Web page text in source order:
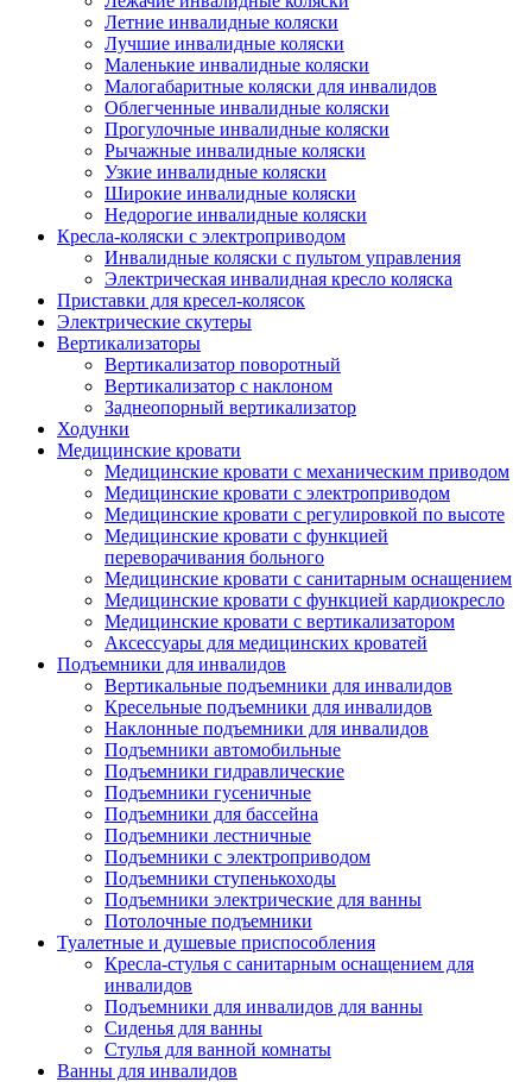
Летние инвалидные коляски
Лучшие инвалидные коляски
Маленькие инвалидные коляски
Малогабаритные коляски для инвалидов
Облегченные инвалидные коляски
Прогулочные инвалидные коляски
Рычажные инвалидные коляски
Узкие инвалидные коляски
Широкие инвалидные коляски
Недорогие инвалидные коляски
Кресла-коляски с электроприводом
Инвалидные коляски с пультом управления
Электрическая инвалидная кресло коляска
Приставки для кресел-колясок
Электрические скутеры
Вертикализаторы
Вертикализатор поворотный
Вертикализатор с наклоном
Заднеопорный вертикализатор
Ходунки
Медицинские кровати
Медицинские кровати с механическим приводом
Медицинские кровати с электроприводом
Медицинские кровати с регулировкой по высоте
Медицинские кровати с функцией
переворачивания больного
Медицинские кровати с санитарным оснащением
Медицинские кровати с функцией кардиокресло
Медицинские кровати с вертикализатором
Аксессуары для медицинских кроватей
Подъемники для инвалидов
Вертикальные подъемники для инвалидов
Кресельные подъемники для инвалидов
Наклонные подъемники для инвалидов
Подъемники автомобильные
Подъемники гидравлические
Подъемники гусеничные
Подъемники для бассейна
Подъемники лестничные
Подъемники с электроприводом
Подъемники ступенькоходы
Подъемники электрические для ванны
Потолочные подъемники
Туалетные и душевые приспособления
Кресла-стулья с санитарным оснащением для
инвалидов
Подъемники для инвалидов для ванны
Сиденья для ванны
Стулья для ванной комнаты
Ванны для инвалидов